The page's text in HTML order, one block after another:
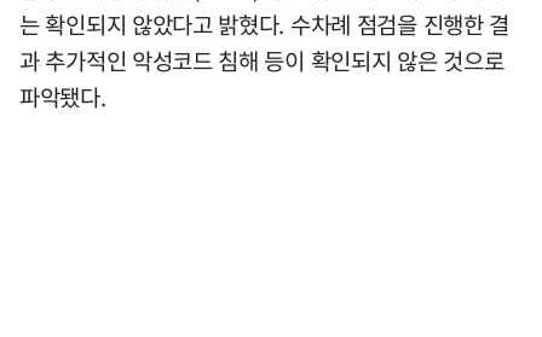
는 확인되지 않았다고 밝혔다. 수차례 점검을 진행한 결
과 추가적인 악성코드 침해 등이 확인되지 않은 것으로
파악됐다.